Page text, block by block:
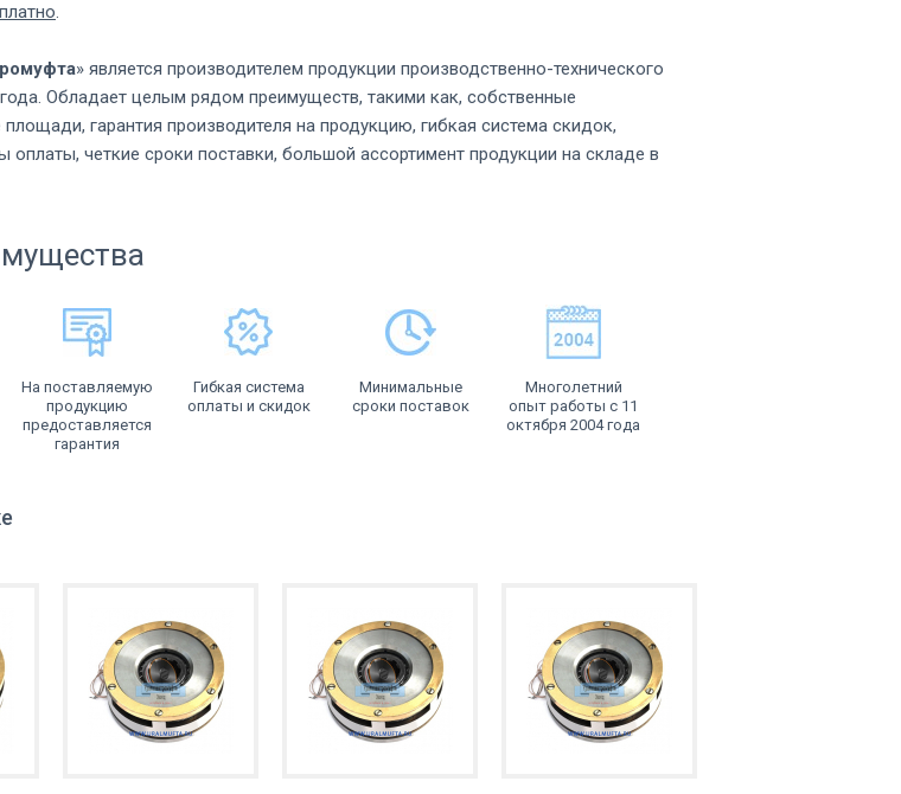
.
» является производителем продукции производственно-технического
Обладает целым рядом преимуществ, такими как, собственные
гарантия производителя на продукцию, гибкая система скидок,
оплаты, четкие сроки поставки, большой ассортимент продукции на складе в
На поставляемую
продукцию
предоставляется
гарантия
Гибкая система
оплаты и скидок
Минимальные
сроки поставок
Многолетний
опыт работы с 11
октября 2004 года